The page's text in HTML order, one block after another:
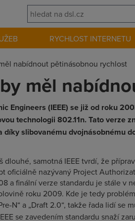
RYCHLOST INTERNETU
nabídnout pětinásobnou rychlost
měl
Engineers (IEEE) se již od roku
technologii 802.11n. Tato verze
slibovanému dvojnásobnému
samotná IEEE tvrdí, že
oficiálně nazývaný Project
a finální verze standardu je stále v
roku 2009. Kde je tedy
N“ a „Draft 2.0“, takže řada lidí se
se zavedením standardu snaží